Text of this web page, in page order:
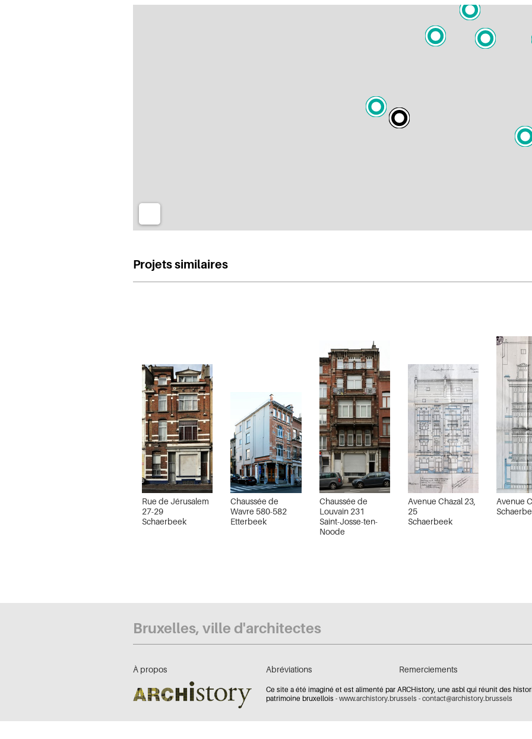
Projets similaires
Rue de Jérusalem
27-29
Schaerbeek
Chaussée de
Wavre 580-582
Etterbeek
Chaussée de
Louvain 231
Saint-Josse-ten-
Noode
Avenue Chazal 23,
25
Schaerbeek
Avenue
Bruxelles, ville d'architectes
À propos Abréviations Remerciements
Ce site a été imaginé et est alimenté par ARCHistory, une asbl qui réunit des
patrimoine bruxellois - www.archistory.brussels - contact@archistory.brussels